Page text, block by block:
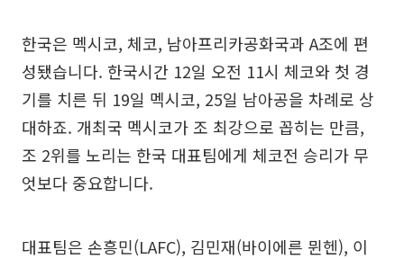
한국은 멕시코, 체코, 남아프리카공화국과 A조에 편
성됐습니다. 한국시간 12일 오전 11시 체코와 첫 경
기를 치른 뒤 19일 멕시코, 25일 남아공을 차례로 상
대하죠. 개최국 멕시코가 조 최강으로 꼽히는 만큼,
조 2위를 노리는 한국 대표팀에게 체코전 승리가 무
엇보다 중요합니다.
대표팀은 손흥민(LAFC), 김민재(바이에른 뮌헨), 이